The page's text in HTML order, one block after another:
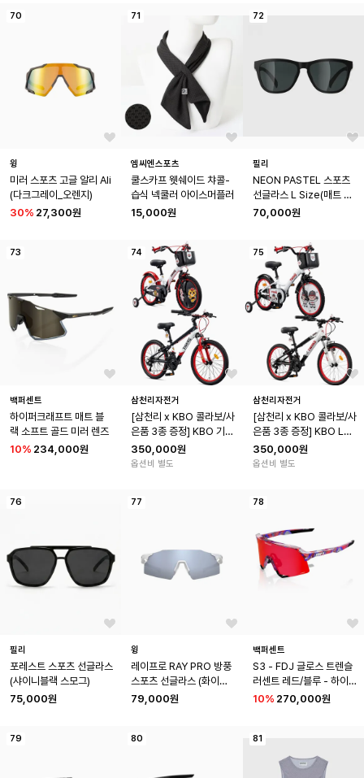
70
윙
미러 스포츠 고글 알리 Ali
(다크그레이_오렌지)
30% 27,300원
71
엠씨엔스포츠
쿨스카프 웻쉐이드 챠콜-
습식 넥쿨러 아이스머플러
15,000원
72
필리
NEON PASTEL 스포츠
선글라스 L Size(매트 블
랙)
70,000원
73
백퍼센트
하이퍼크래프트 매트 블
랙 소프트 골드 미러 렌즈
10% 234,000원
74
삼천리자전거
[삼천리 x KBO 콜라보/사
은품 3종 증정] KBO 기
아 타이거즈 18인치 , 22
인치 100% 완조립 아동
350,000원
옵션비 별도
75
삼천리자전거
[삼천리 x KBO 콜라보/사
은품 3종 증정] KBO LG
트윈스 18인치 , 22인치 1
00% 완조립 아동용 자전
350,000원
옵션비 별도
76
필리
포레스트 스포츠 선글라스
(샤이니블랙 스모그)
75,000원
77
윙
레이프로 RAY PRO 방풍
스포츠 선글라스 (화이트
실버)
79,000원
78
백퍼센트
S3 - FDJ 글로스 트렌슬
러센트 레드/블루 - 하이
퍼 파이어 레드 미러 렌즈
10% 270,000원
79 80 81